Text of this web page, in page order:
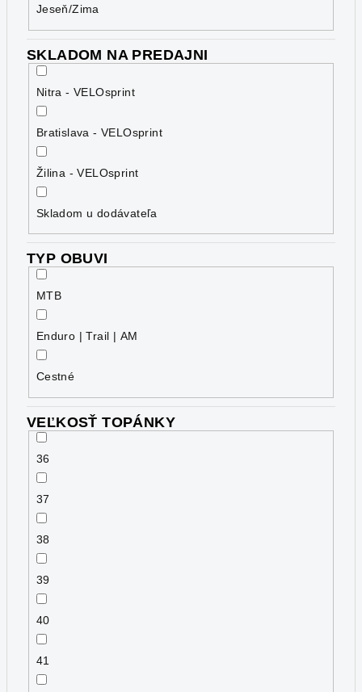
Jeseň/Zima
SKLADOM NA PREDAJNI
Nitra - VELOsprint
Bratislava - VELOsprint
Žilina - VELOsprint
Skladom u dodávateľa
TYP OBUVI
MTB
Enduro | Trail | AM
Cestné
VEĽKOSŤ TOPÁNKY
36
37
38
39
40
41